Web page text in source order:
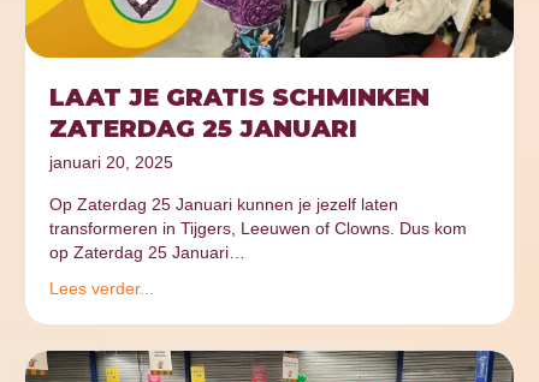
LAAT JE GRATIS SCHMINKEN
ZATERDAG 25 JANUARI
januari 20, 2025
Op Zaterdag 25 Januari kunnen je jezelf laten
transformeren in Tijgers, Leeuwen of Clowns. Dus kom
op Zaterdag 25 Januari…
Lees verder...